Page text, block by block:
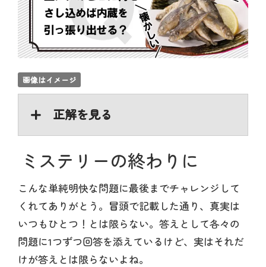
画像はイメージ
正解を見る
ミステリーの終わりに
こんな単純明快な問題に最後までチャレンジして
くれてありがとう。冒頭で記載した通り、真実は
いつもひとつ！とは限らない。答えとして各々の
問題に1つずつ回答を添えているけど、実はそれだ
けが答えとは限らないよね。